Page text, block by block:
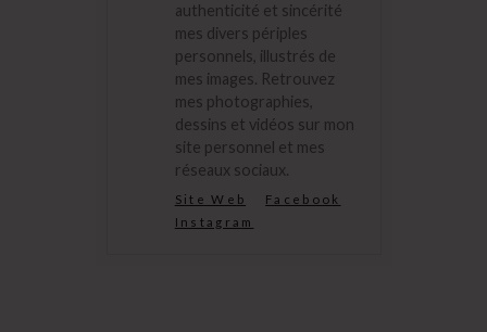
authenticité et sincérité
mes divers périples
personnels, illustrés de
mes images. Retrouvez
mes photographies,
dessins et vidéos sur mon
site personnel et mes
réseaux sociaux.
Site Web
Facebook
Instagram